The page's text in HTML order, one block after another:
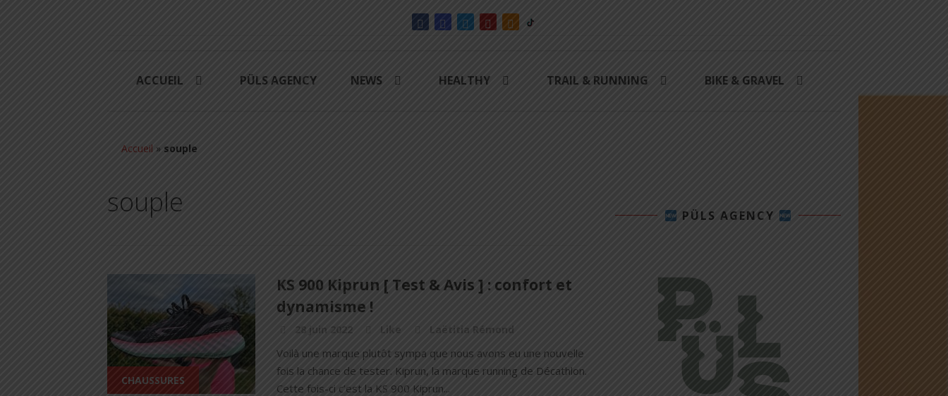
ACCUEIL PÜLS AGENCY NEWS HEALTHY TRAIL & RUNNING BIKE & GRAVEL
Accueil » souple
souple
CHAUSSURES
KS 900 Kiprun [ Test & Avis ] : confort et
dynamisme !
28 juin 2022 Like Laëtitia Rémond
Voilà une marque plutôt sympa que nous avons eu une nouvelle
fois la chance de tester. Kiprun, la marque running de Décathlon.
Cette fois-ci c’est la KS 900 Kiprun...
PÜLS AGENCY